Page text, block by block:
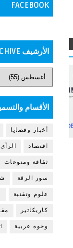
FACEBOOK
الأرشيف ARCHIVE
الأقسام
أخبار وقضايا
اقتصاد الرأي
ثقافة ومنوعات
سور الرقة
علوم وتقنية
كاريكاتير
وجوه عربية